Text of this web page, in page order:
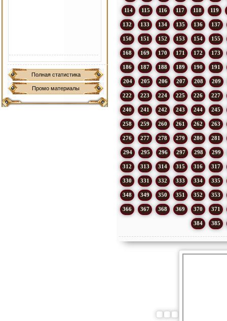
Полная статистика
Промо материалы
114 115 116 117 118 119
132 133 134 135 136 137
150 151 152 153 154 155
168 169 170 171 172 173
186 187 188 189 190 191
204 205 206 207 208 209
222 223 224 225 226 227
240 241 242 243 244 245
258 259 260 261 262 263
276 277 278 279 280 281
294 295 296 297 298 299
312 313 314 315 316 317
330 331 332 333 334 335
348 349 350 351 352 353
366 367 368 369 370 371
384 385